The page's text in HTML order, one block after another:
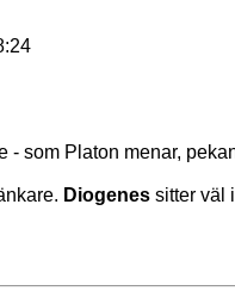
- som Platon menar,
Diogenes sitter väl